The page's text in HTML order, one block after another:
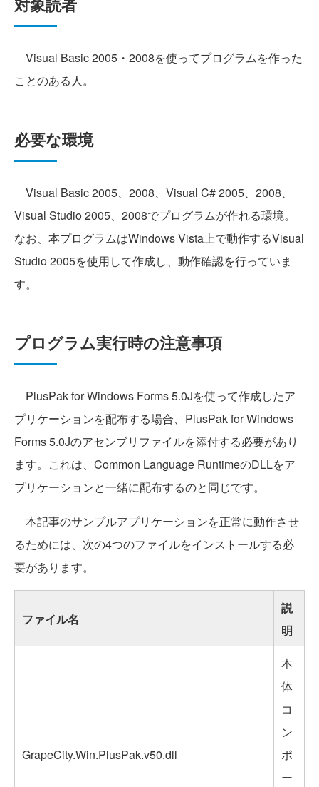
Visual Basic 2005・2008を使ってプログラムを作った
ことのある人。
必要な環境
Visual Basic 2005、2008、Visual C# 2005、2008、
Visual Studio 2005、2008でプログラムが作れる環境。
なお、本プログラムはWindows Vista上で動作するVisual
Studio 2005を使用して作成し、動作確認を行っていま
す。
プログラム実行時の注意事項
PlusPak for Windows Forms 5.0Jを使って作成したア
プリケーションを配布する場合、PlusPak for Windows
Forms 5.0Jのアセンブリファイルを添付する必要があり
ます。これは、Common Language RuntimeのDLLをア
プリケーションと一緒に配布するのと同じです。
本記事のサンプルアプリケーションを正常に動作させ
るためには、次の4つのファイルをインストールする必
要があります。
ファイル名
説
明
GrapeCity.Win.PlusPak.v50.dll
本
体
コ
ン
ポ
ー